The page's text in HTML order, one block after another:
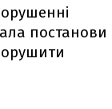
постанови